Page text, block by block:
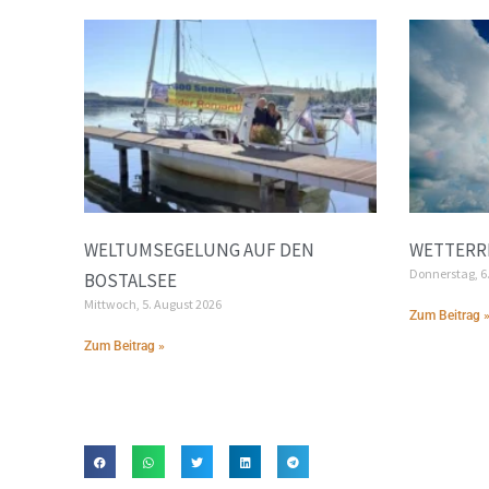
WELTUMSEGELUNG AUF DEN
BOSTALSEE
Mittwoch, 5. August 2026
Zum Beitrag »
Donnerstag,
Zum Beitrag »